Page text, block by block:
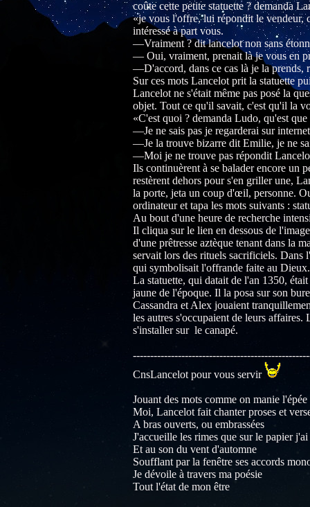
coûte cette petite statuette ? demanda
«je vous l'offre, lui répondit le vendeur,
intéressé à part vous.
—Vraiment ? dit lancelot non sans
— Oui, vraiment, prenait là je vous en
—D'accord, dans ce cas là je la prends,
Sur ces mots Lancelot prit la statuette
Lancelot ne s'était même pas posé la
objet. Tout ce qu'il savait, c'est qu'il la
«C'est quoi ? demanda Ludo, qu'est que
—Je ne sais pas je regarderai sur
—Je la trouve bizarre dit Emilie, je ne
—Moi je ne trouve pas répondit
Ils continuèrent à se balader encore un
restèrent dehors pour s'en griller une,
la porte, jeta un coup d'œil, personne.
ordinateur et tapa les mots suivants :
Au bout d'une heure de recherche
Il cliqua sur le lien en dessous de
d'une prêtresse aztèque tenant dans la
servait lors des rituels sacrificiels. Dans
qui symbolisait l'offrande faite au Dieux.
La statuette, qui datait de l'an 1350,
jaune de l'époque. Il la posa sur son
Cassandra et Alex jouaient
les autres s'occupaient de leurs
s'installer sur le canapé.
CnsLancelot pour vous servir
Jouant des mots comme on manie l'épée
Moi, Lancelot fait chanter proses et
A bras ouverts, ou embrassées
J'accueille les rimes que sur le papier j'ai
Et au son du vent d'automne
Soufflant par la fenêtre ses accords
Je dévoile à travers ma poésie
Tout l'état de mon être